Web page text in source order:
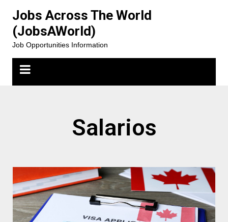
Jobs Across The World
(JobsAWorld)
Job Opportunities Information
Salarios